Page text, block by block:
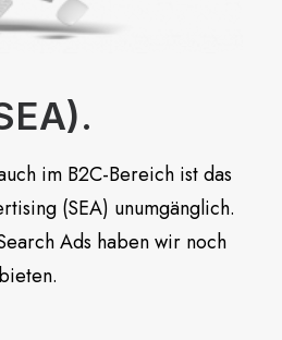
im B2C-Bereich ist das
(SEA) unumgänglich.
Ads haben wir noch